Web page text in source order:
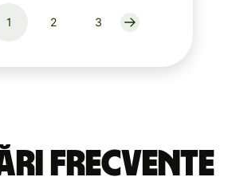
1 2 3
frecvente